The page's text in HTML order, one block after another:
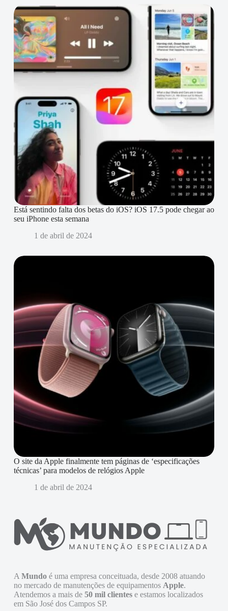
Está sentindo falta dos betas do iOS? iOS 17.5 pode chegar ao
seu iPhone esta semana
1 de abril de 2024
O site da Apple finalmente tem páginas de ‘especificações
técnicas’ para modelos de relógios Apple
1 de abril de 2024
A Mundoé uma empresa conceituada, desde 2008 atuando
no mercado de manutenções de equipamentos Apple.
Atendemos a mais de 50 mil clientese estamos localizados
em São José dos Campos SP.